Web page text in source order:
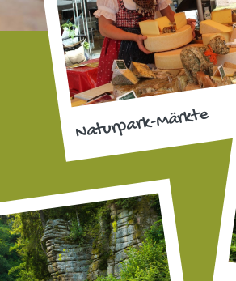
Naturpark-Märkte